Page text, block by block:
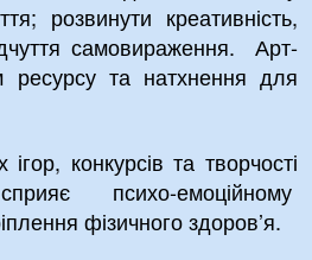
розвинути креативність,
самовираження. Арт-
та натхнення для
конкурсів та творчості
психо-емоційному
фізичного здоров’я.